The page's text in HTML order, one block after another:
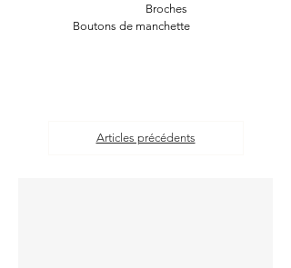
Broches
Boutons de manchette
Articles précédents